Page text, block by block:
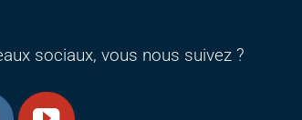
sociaux, vous nous suivez ?